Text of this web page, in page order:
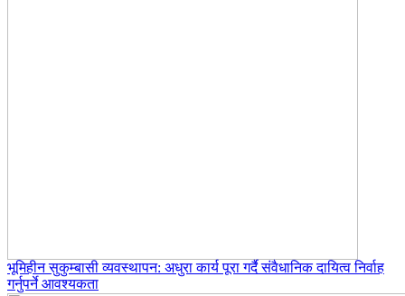
भूमिहीन सुकुम्बासी व्यवस्थापन: अधुरा कार्य पूरा गर्दै संवैधानिक दायित्व निर्वाह
गर्नुपर्ने आवश्यकता